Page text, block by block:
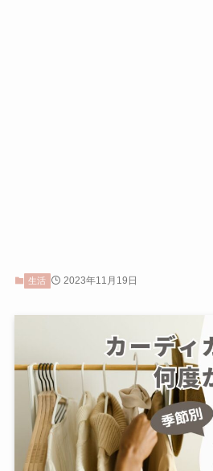
生活 2023年11月19日